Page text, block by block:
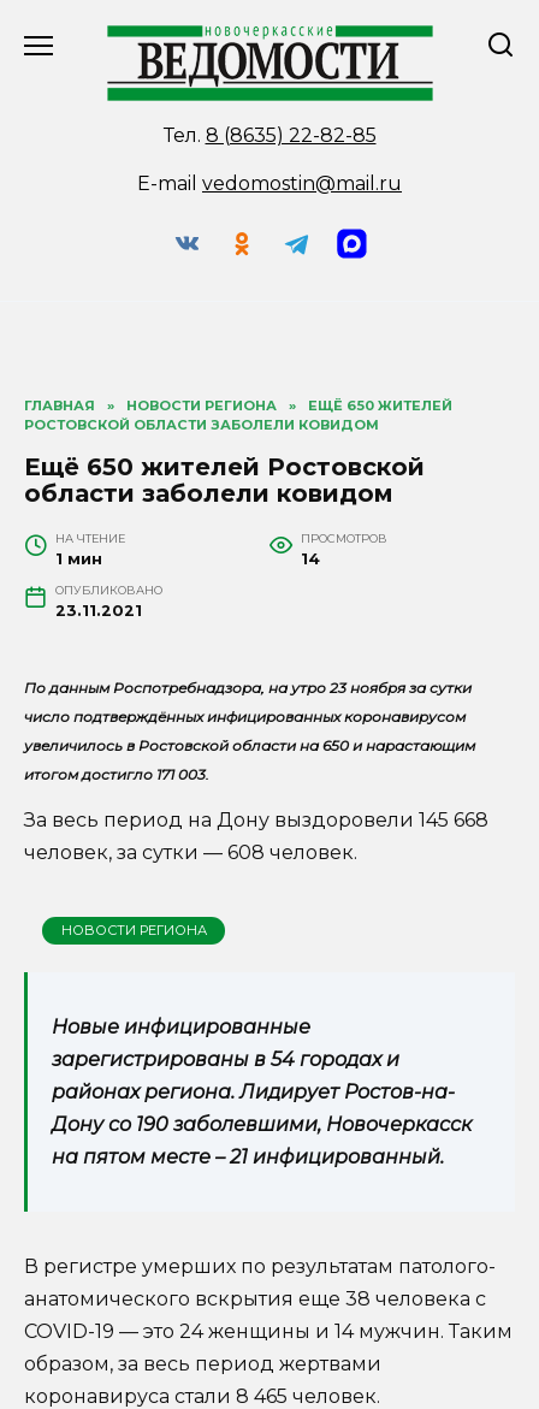
Тел. 8 (8635) 22-82-85
E-mail vedomostin@mail.ru
ГЛАВНАЯ » НОВОСТИ РЕГИОНА »
ЕЩЁ 650 ЖИТЕЛЕЙ
РОСТОВСКОЙ ОБЛАСТИ ЗАБОЛЕЛИ КОВИДОМ
Ещё 650 жителей Ростовской
области заболели ковидом
НА ЧТЕНИЕ
1 мин
ПРОСМОТРОВ
14
ОПУБЛИКОВАНО
23.11.2021
По данным Роспотребнадзора, на утро 23 ноября за сутки
число подтверждённых инфицированных коронавирусом
увеличилось в Ростовской области на 650 и нарастающим
итогом достигло 171 003.
За весь период на Дону выздоровели 145 668
человек, за сутки — 608 человек.
НОВОСТИ РЕГИОНА
Новые инфицированные
зарегистрированы в 54 городах и
районах региона. Лидирует Ростов-на-
Дону со 190 заболевшими, Новочеркасск
на пятом месте – 21 инфицированный.
В регистре умерших по результатам патолого-
анатомического вскрытия еще 38 человека с
COVID-19 — это 24 женщины и 14 мужчин. Таким
образом, за весь период жертвами
коронавируса стали 8 465 человек.